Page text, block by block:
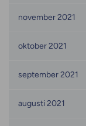
november 2021
oktober 2021
september 2021
augusti 2021